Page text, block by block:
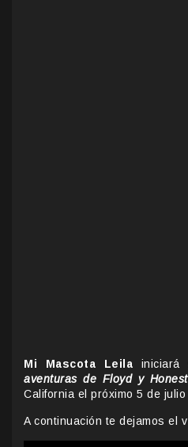
Mi Mascota Leila iniciará
aventuras de Floyd y
California el próximo 5 de
A continuación te dejamos el